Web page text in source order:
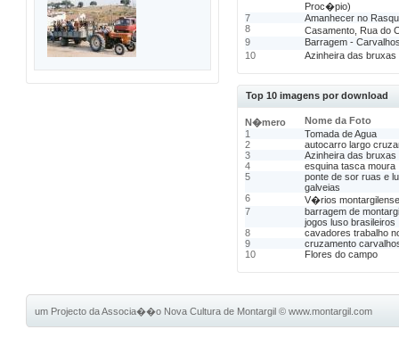
Proc�pio)
7
Amanhecer no
8
Casamento, Rua do
9
Barragem -
10
Azinheira das bruxas
Top 10 imagens por download
N�mero
Nome da Foto
1
Tomada de Agua
2
autocarro largo
3
Azinheira das bruxas
4
esquina tasca moura
5
ponte de sor ruas e
galveias
6
V�rios
7
barragem de
jogos luso brasileiros
8
cavadores trabalho
9
cruzamento
10
Flores do campo
um Projecto da Associa��o Nova Cultura de Montargil©www.montargil.com